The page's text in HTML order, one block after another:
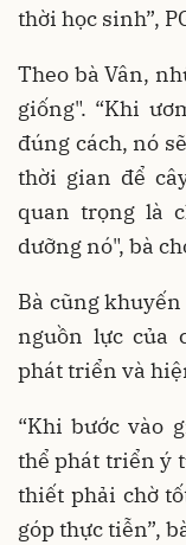
thời học sinh”,
Theo bà Vân,
giống". “Khi
đúng cách, nó
thời gian để
quan trọng là
dưỡng nó", bà
Bà cũng
nguồn lực của
phát triển và
“Khi bước vào
thể phát triển ý
thiết phải chờ
góp thực tiễn”,